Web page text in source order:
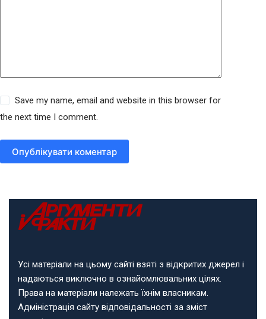
Save my name, email and website in this browser for
the next time I comment.
Опублікувати коментар
Усі матеріали на цьому сайті взяті з відкритих джерел і
надаються виключно в ознайомлювальних цілях.
Права на матеріали належать їхнім власникам.
Адміністрація сайту відповідальності за зміст